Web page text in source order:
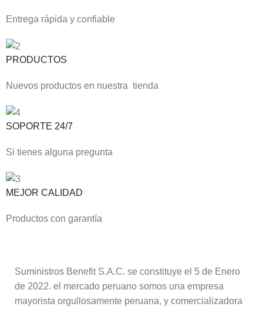
Entrega rápida y confiable
PRODUCTOS
Nuevos productos en nuestra tienda
SOPORTE 24/7
Si tienes alguna pregunta
MEJOR CALIDAD
Productos con garantía
Suministros Benefit S.A.C. se constituye el 5 de Enero
de 2022. el mercado peruano somos una empresa
mayorista orgullosamente peruana, y comercializadora